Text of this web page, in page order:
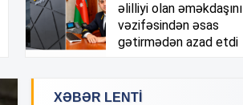
əlilliyi olan əməkdaşını
vəzifəsindən əsas
gətirmədən azad etdi
XƏBƏR LENTİ